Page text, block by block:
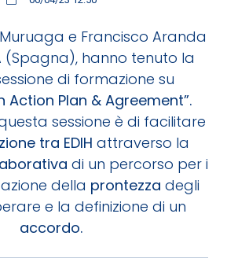
e Francisco Aranda
(Spagna), hanno tenuto la
di formazione su
Action Plan & Agreement”.
sessione è di facilitare
tra EDIH attraverso la
di un percorso per i
della prontezza degli
e la definizione di un
accordo.